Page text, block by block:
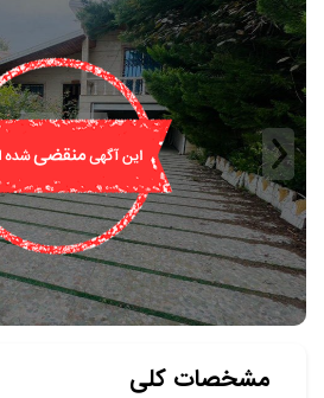
مشخصات کلی